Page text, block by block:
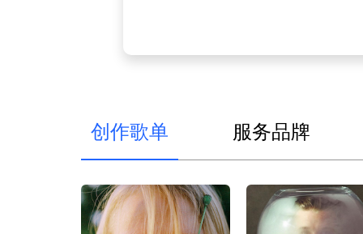
创作歌单 服务品牌